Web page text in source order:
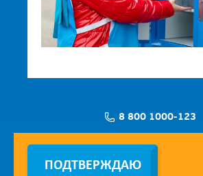
8 800 1000-123
Заявка на установку
ПОДТВЕРЖДАЮ